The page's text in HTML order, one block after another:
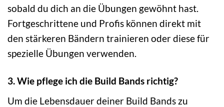
sobald du dich an die Übungen gewöhnt hast.
Fortgeschrittene und Profis können direkt mit
den stärkeren Bändern trainieren oder diese für
spezielle Übungen verwenden.
3. Wie pflege ich die Build Bands richtig?
Um die Lebensdauer deiner Build Bands zu